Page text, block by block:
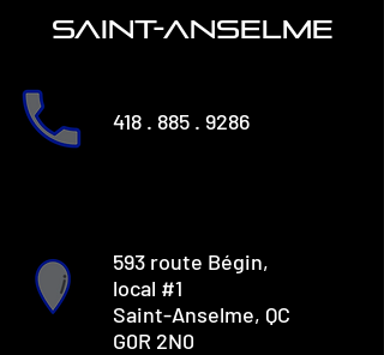
saint-anselme
418 . 885 . 9286
593 route Bégin,
local #1
Saint-Anselme, QC
G0R 2N0